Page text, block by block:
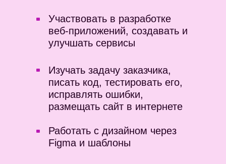
Работать с дизайном через
Figma и шаблоны
Изучать задачу заказчика,
писать код, тестировать его,
исправлять ошибки,
размещать сайт в интернете
Участвовать в разработке
веб-приложений, создавать и
улучшать сервисы
после прохождения курса